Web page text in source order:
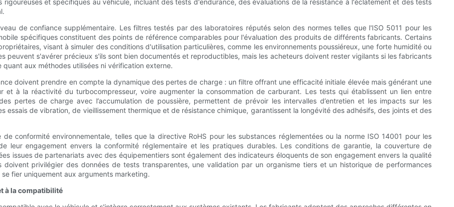
et spécifiques au véhicule, incluant des tests d'endurance, des évaluations de la résistance à l'éclatement et des tests
de confiance supplémentaire. Les filtres testés par des laboratoires réputés selon des normes telles que l'ISO 5011 pour les
spécifiques constituent des points de référence comparables pour l'évaluation des produits de différents fabricants. Certains
visant à simuler des conditions d'utilisation particulières, comme les environnements poussiéreux, une forte humidité ou
peuvent s'avérer précieux s'ils sont bien documentés et reproductibles, mais les acheteurs doivent rester vigilants si les fabricants
aux méthodes utilisées ni vérification externe.
doivent prendre en compte la dynamique des pertes de charge : un filtre offrant une efficacité initiale élevée mais générant une
et à la réactivité du turbocompresseur, voire augmenter la consommation de carburant. Les tests qui établissent un lien entre
pertes de charge avec l’accumulation de poussière, permettent de prévoir les intervalles d’entretien et les impacts sur les
essais de vibration, de vieillissement thermique et de résistance chimique, garantissent la longévité des adhésifs, des joints et des
conformité environnementale, telles que la directive RoHS pour les substances réglementées ou la norme ISO 14001 pour les
leur engagement envers la conformité réglementaire et les pratiques durables. Les conditions de garantie, la couverture de
issues de partenariats avec des équipementiers sont également des indicateurs éloquents de son engagement envers la qualité
privilégier des données de tests transparentes, une validation par un organisme tiers et un historique de performances
fier uniquement aux arguments marketing.
à la compatibilité